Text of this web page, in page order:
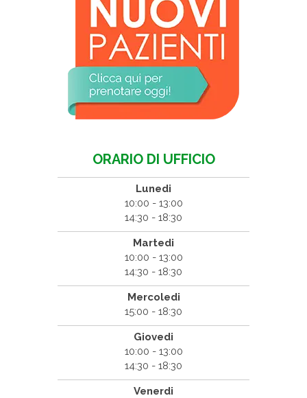
ORARIO DI UFFICIO
Lunedi
10:00 - 13:00
14:30 - 18:30
Martedi
10:00 - 13:00
14:30 - 18:30
Mercoledi
15:00 - 18:30
Giovedi
10:00 - 13:00
14:30 - 18:30
Venerdi